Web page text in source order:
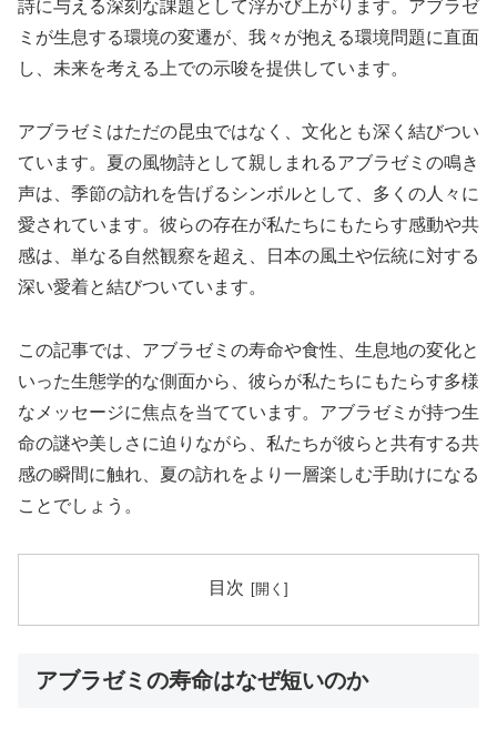
詩に与える深刻な課題として浮かび上がります。アブラゼ
ミが生息する環境の変遷が、我々が抱える環境問題に直面
し、未来を考える上での示唆を提供しています。
アブラゼミはただの昆虫ではなく、文化とも深く結びつい
ています。夏の風物詩として親しまれるアブラゼミの鳴き
声は、季節の訪れを告げるシンボルとして、多くの人々に
愛されています。彼らの存在が私たちにもたらす感動や共
感は、単なる自然観察を超え、日本の風土や伝統に対する
深い愛着と結びついています。
この記事では、アブラゼミの寿命や食性、生息地の変化と
いった生態学的な側面から、彼らが私たちにもたらす多様
なメッセージに焦点を当てています。アブラゼミが持つ生
命の謎や美しさに迫りながら、私たちが彼らと共有する共
感の瞬間に触れ、夏の訪れをより一層楽しむ手助けになる
ことでしょう。
目次
アブラゼミの寿命はなぜ短いのか